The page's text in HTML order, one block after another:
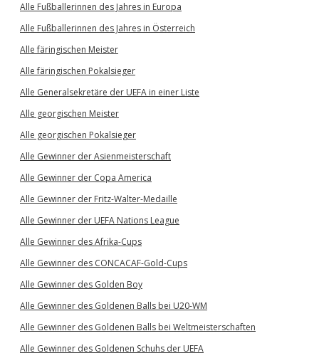
Alle Fußballerinnen des Jahres in Europa
Alle Fußballerinnen des Jahres in Österreich
Alle färingischen Meister
Alle färingischen Pokalsieger
Alle Generalsekretäre der UEFA in einer Liste
Alle georgischen Meister
Alle georgischen Pokalsieger
Alle Gewinner der Asienmeisterschaft
Alle Gewinner der Copa America
Alle Gewinner der Fritz-Walter-Medaille
Alle Gewinner der UEFA Nations League
Alle Gewinner des Afrika-Cups
Alle Gewinner des CONCACAF-Gold-Cups
Alle Gewinner des Golden Boy
Alle Gewinner des Goldenen Balls bei U20-WM
Alle Gewinner des Goldenen Balls bei Weltmeisterschaften
Alle Gewinner des Goldenen Schuhs der UEFA